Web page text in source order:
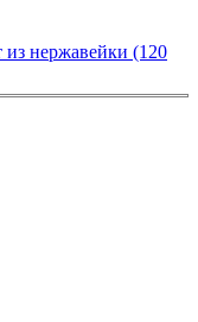
нержавейки (120